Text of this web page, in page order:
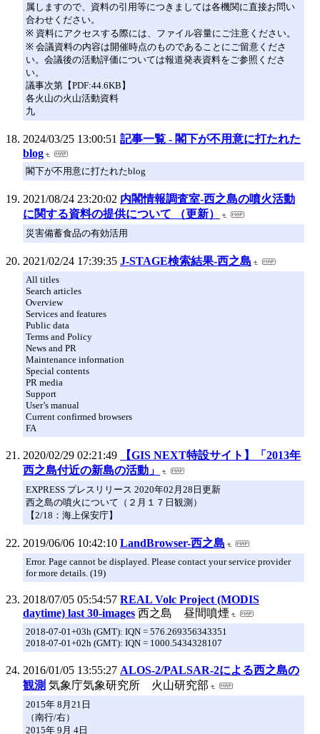
属しますので、資料の引用等につきましては各機関に直接お問い
合わせください。
※ 資料にアクセスする際には、ファイル容量にご注意ください。
※ 会議資料の内容は開催時点のものであることにご留意くださ
い。会議後の活動評価については報道発表資料をご参照くださ
い。
議事次第【PDF:44.6KB】
各火山の火山活動資料
九
2024/03/25 13:00:51 記事一覧 - 閣下が不用意に打たれた
blog
閣下が不用意に打たれたblog
2021/08/24 23:20:02 内閣情報調査室-西之島の噴火活動
に関する資料の提供について （更新）
災害備蓄食品の有効活用
2021/02/24 17:39:35 J-STAGE検索結果-西之島
All titles
Search articles
Overview
Services and features
Public data
Terms and Policy
News and PR
Maintenance information
Special contents
PR media
Support
User’s manual
Current confirmed browsers
FA
2020/02/29 02:21:49
【GIS NEXT特設サイト】「2013年
西之島付近の新島の活動」
EXPRESS プレスリリース 2020年02月28日更新
西之島の噴火について（２月１７日観測）
【2/18：海上保安庁】
2019/06/06 10:42:10 LandBrowser-西之島
Error. Page cannot be displayed. Please contact your service provider
for more details. (19)
2018/07/05 05:54:57 REAL Volc Project (MODIS
daytime) last 30-images 西之島 昼間噴煙
2018-07-01+03h (GMT): IQN = 576.269356343351
2018-07-01+02h (GMT): IQN = 1000.5434328107
2016/01/05 13:55:27 ALOS-2/PALSAR-2による西之島の
観測 気象庁気象研究所 火山研究部
2015年 8月21日
（南行/右）
2015年 9月 4日